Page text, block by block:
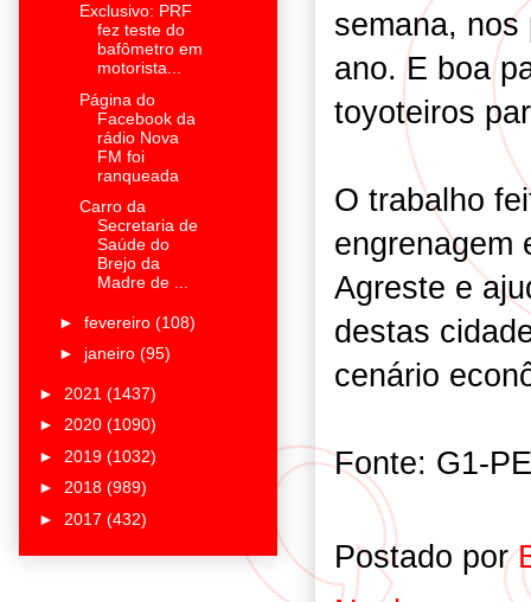
semana,
ano. E boa
toyoteiros
O trabalho
engrenagem
Agreste e
destas
cenário
Fonte: G1-PE
Postado por
Exclusivo: PRF
fez teste do
bafômetro em
motorista...
Página do
Facebook da
rádio Nova
FM foi
ranqueada
Carro da
Secretaria de
Saúde do
Brejo da
Madre de ...
► fevereiro (108)
► janeiro (95)
► 2021 (1437)
► 2020 (1090)
► 2019 (1032)
► 2018 (989)
► 2017 (432)